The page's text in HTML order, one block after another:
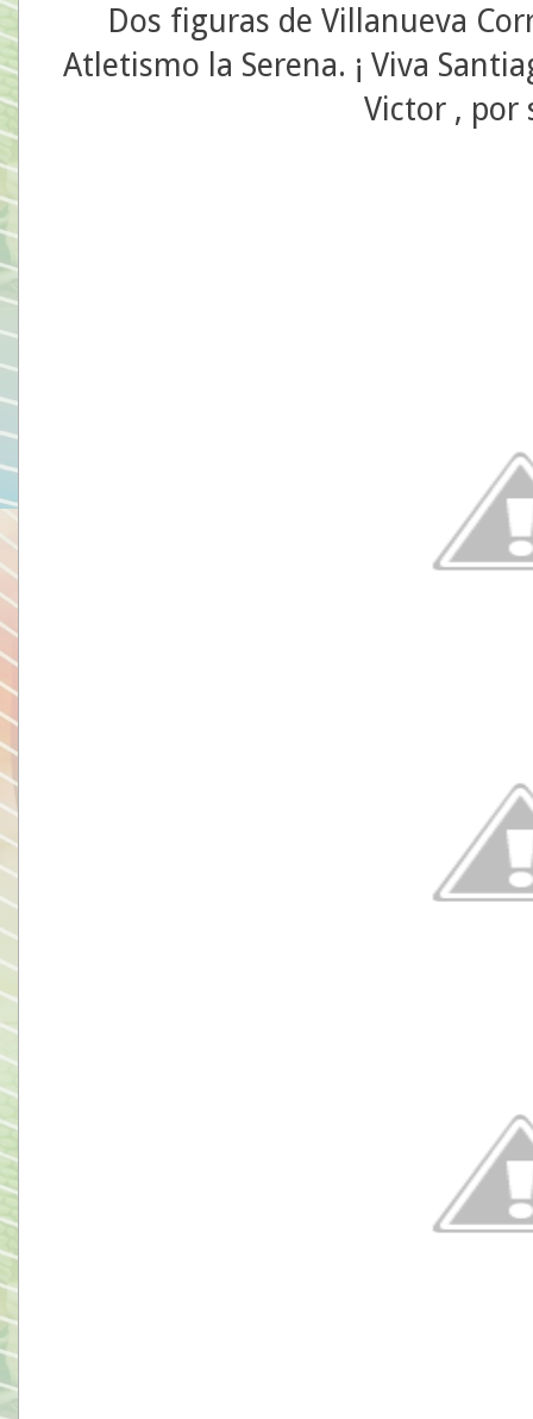
Dos figuras de Villanueva
Atletismo la Serena. ¡ Viva
Victor ,